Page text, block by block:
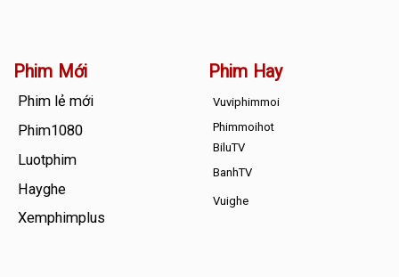
Phim Mới
Phim lẻ mới
Phim1080
Luotphim
Hayghe
Xemphimplus
Phim Hay
Vuviphimmoi
Phimmoihot
BiluTV
BanhTV
Vuighe